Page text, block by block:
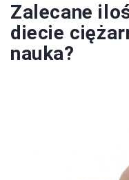
Zalecane
diecie
nauka?